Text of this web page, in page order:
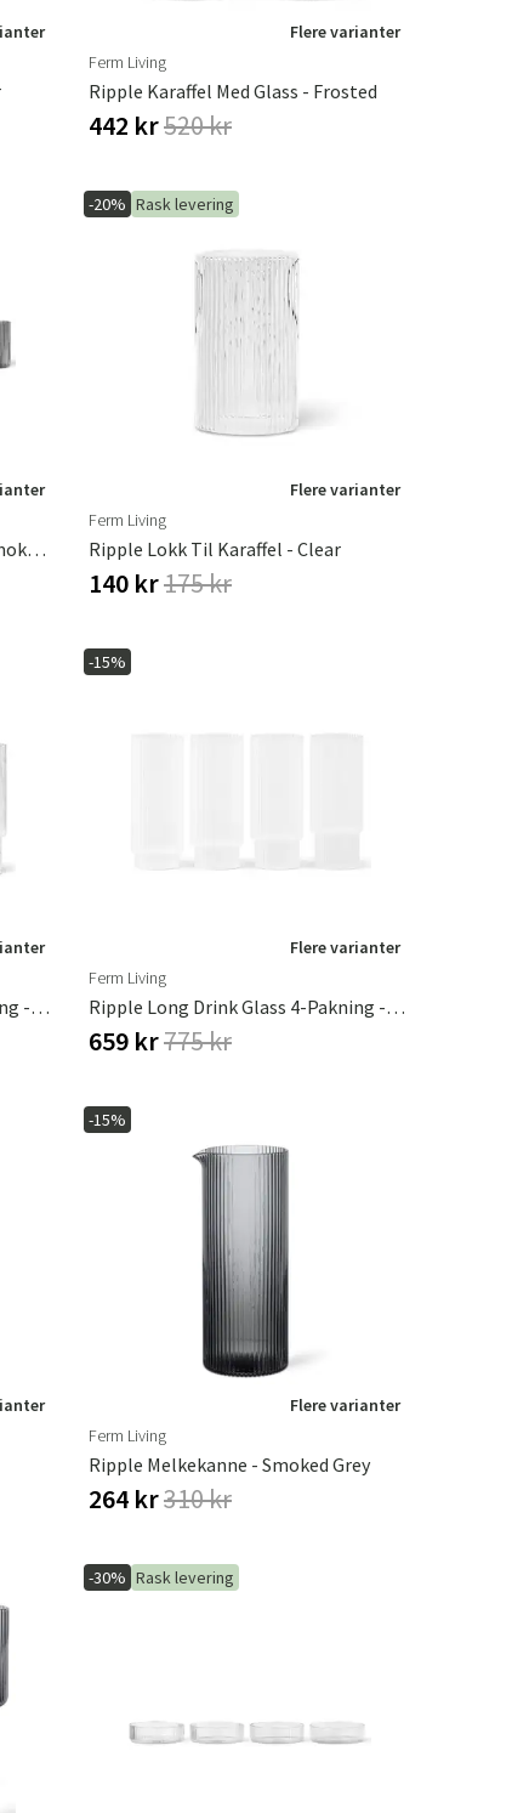
Flere varianter
Ferm Living
Ripple Karaffel Med Glass - Frosted
442 kr520 kr
Ripple Lavt Glass 4-Pakning - Smoked Grey
-20% Rask levering
Flere varianter
Ferm Living
Ripple Lokk Til Karaffel - Clear
140 kr175 kr
Ripple Long Drink Glass 4-Pakning - Clear
-15%
Flere varianter
Ferm Living
Ripple Long Drink Glass 4-Pakning - Frosted
659 kr775 kr
-15%
Flere varianter
Ferm Living
Ripple Melkekanne - Smoked Grey
264 kr310 kr
-30% Rask levering